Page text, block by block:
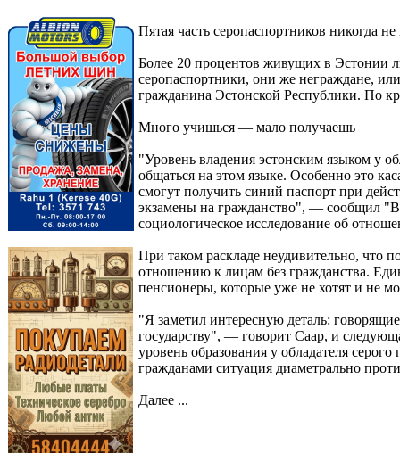
Пятая часть серопаспортников никогда
Более 20 процентов живущих в Эстонии
серопаспортники, они же неграждане,
гражданина Эстонской Республики. По
Много учишься — мало получаешь
"Уровень владения эстонским языком у
общаться на этом языке. Особенно это
смогут получить синий паспорт при
экзамены на гражданство", — сообщил
социологическое исследование об
При таком раскладе неудивительно, что
отношению к лицам без гражданства.
пенсионеры, которые уже не хотят и не
"Я заметил интересную деталь:
государству", — говорит Саар, и
уровень образования у обладателя
гражданами ситуация диаметрально
Далее ...